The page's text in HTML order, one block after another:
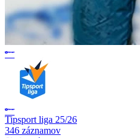
Tipsport liga 25/26
346 záznamov